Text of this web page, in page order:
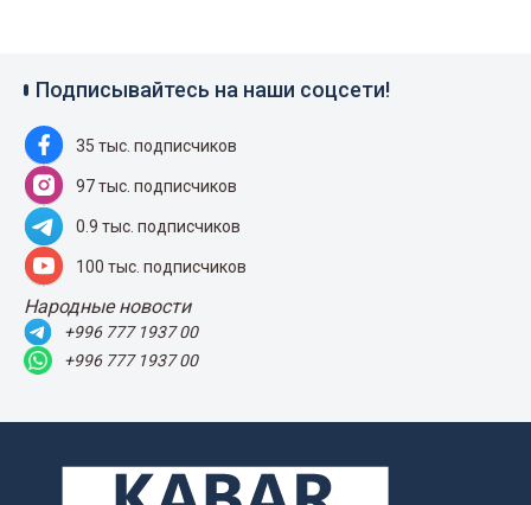
Подписывайтесь на наши соцсети!
35 тыс. подписчиков
97 тыс. подписчиков
0.9 тыс. подписчиков
100 тыс. подписчиков
Народные новости
+996 777 1937 00
+996 777 1937 00